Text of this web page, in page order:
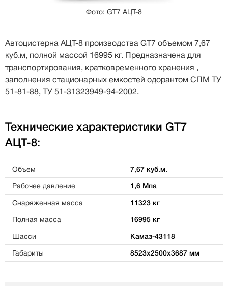
Фото: GT7 АЦТ-8
Автоцистерна АЦТ-8 производства GТ7 объемом 7,67
куб.м, полной массой 16995 кг. Предназначена для
транспортирования, кратковременного хранения ,
заполнения стационарных емкостей одорантом СПМ ТУ
51-81-88, ТУ 51-31323949-94-2002.
Технические характеристики GT7
АЦТ-8:
Объем 7,67 куб.м.
Рабочее давление 1,6 Мпа
Снаряженная масса 11323 кг
Полная масса 16995 кг
Шасси Камаз-43118
Габариты 8523х2500х3687 мм